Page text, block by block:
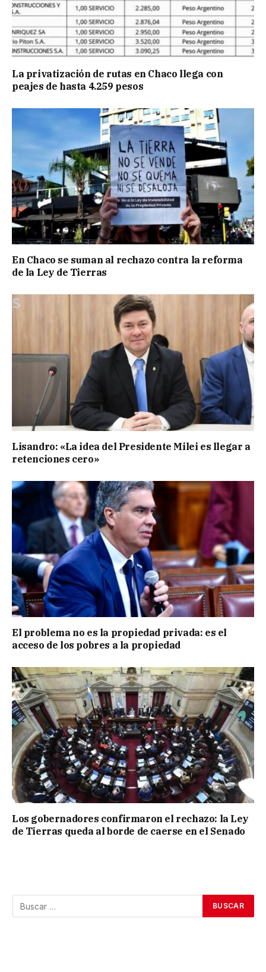
La privatización de rutas en Chaco llega con
peajes de hasta 4.259 pesos
En Chaco se suman al rechazo contra la reforma
de la Ley de Tierras
Lisandro: «La idea del Presidente Milei es llegar a
retenciones cero»
El problema no es la propiedad privada: es el
acceso de los pobres a la propiedad
Los gobernadores confirmaron el rechazo: la Ley
de Tierras queda al borde de caerse en el Senado